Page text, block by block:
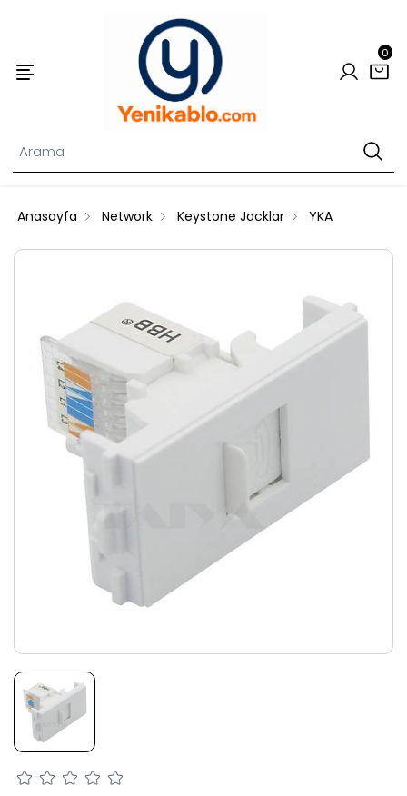
0
Anasayfa Network Keystone Jacklar YKA